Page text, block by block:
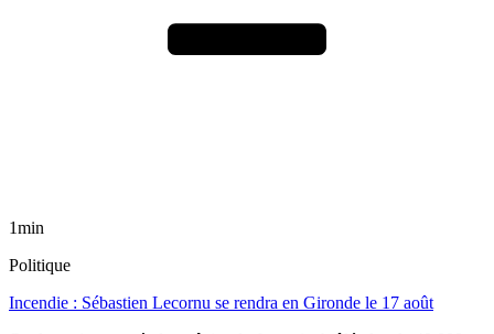
1min
Politique
Incendie : Sébastien Lecornu se rendra en Gironde le 17 août